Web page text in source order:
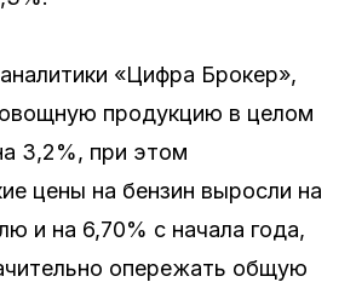
«Цифра Брокер»,
продукцию в целом
3,2%, при этом
цены на бензин выросли на
и на 6,70% с начала года,
опережать общую